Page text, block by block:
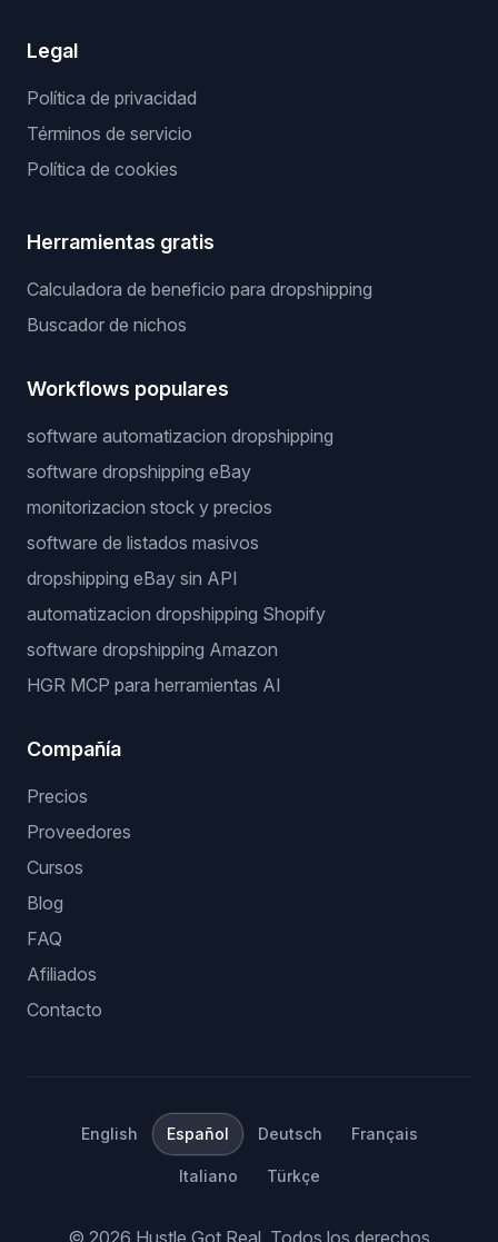
Legal
Política de privacidad
Términos de servicio
Política de cookies
Herramientas gratis
Calculadora de beneficio para dropshipping
Buscador de nichos
Workflows populares
software automatizacion dropshipping
software dropshipping eBay
monitorizacion stock y precios
software de listados masivos
dropshipping eBay sin API
automatizacion dropshipping Shopify
software dropshipping Amazon
HGR MCP para herramientas AI
Compañía
Precios
Proveedores
Cursos
Blog
FAQ
Afiliados
Contacto
English Español Deutsch Français
Italiano Türkçe
© 2026 Hustle Got Real. Todos los derechos